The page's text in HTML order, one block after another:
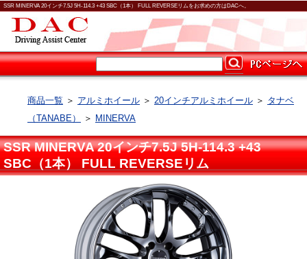
SSR MINERVA 20インチ7.5J 5H-114.3 +43 SBC（1本） FULL REVERSEリムをお求めの方はDACへ。
商品一覧 ＞ アルミホイール ＞ 20インチアルミホイール ＞ タナベ
（TANABE）
＞ MINERVA
SSR MINERVA 20インチ7.5J 5H-114.3 +43
SBC（1本） FULL REVERSEリム